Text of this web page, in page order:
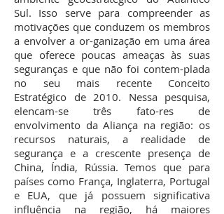
Sul. Isso serve para compreender as
motivações que conduzem os membros
a envolver a or-ganização em uma área
que oferece poucas ameaças às suas
seguranças e que não foi contem-plada
no seu mais recente Conceito
Estratégico de 2010. Nessa pesquisa,
elencam-se três fato-res de
envolvimento da Aliança na região: os
recursos naturais, a realidade de
segurança e a crescente presença de
China, Índia, Rússia. Temos que para
países como França, Inglaterra, Portugal
e EUA, que já possuem significativa
influência na região, há maiores